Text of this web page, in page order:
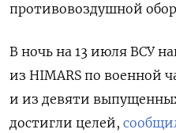
противовоздушной
В ночь на 13 июля ВСУ
из HIMARS по военной
и из девяти
достигли целей,